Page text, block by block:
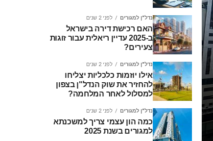
נדל"ן למגורים לפני 2 שנים
האם רכישת דירה בישראל
ב-2025 עדיין ריאלית עבור זוגות
צעירים?
נדל"ן למגורים לפני 2 שנים
אילו יוזמות כלכליות יצליחו
להחזיר את שוק הנדל"ן בצפון
למסלול לאחר המלחמה?
נדל"ן למגורים לפני 2 שנים
כמה הון עצמי צריך למשכנתא
למגורים בשנת 2025